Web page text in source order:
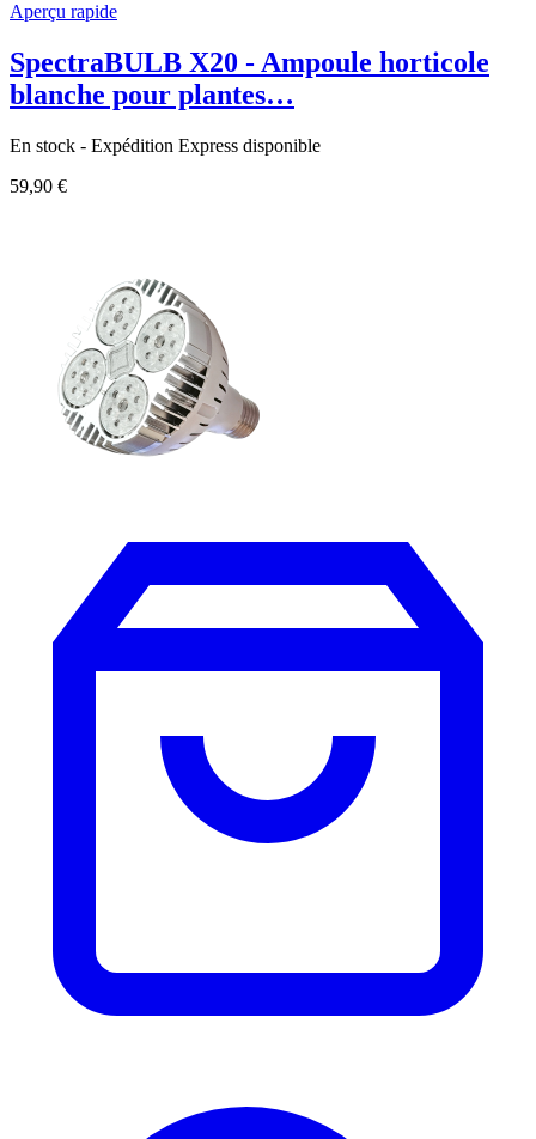
Aperçu rapide
SpectraBULB X20 - Ampoule horticole
blanche pour plantes…
En stock - Expédition Express disponible
59,90 €